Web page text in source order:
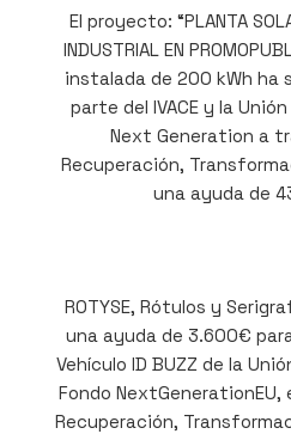
El proyecto: “PLANTA
INDUSTRIAL EN
instalada de 200 kWh ha
parte del IVACE y la
Next Generation a
Recuperación,
una ayuda de
ROTYSE, Rótulos y
una ayuda de 3.600€
Vehículo ID BUZZ de la
Fondo NextGenerationEU,
Recuperación,